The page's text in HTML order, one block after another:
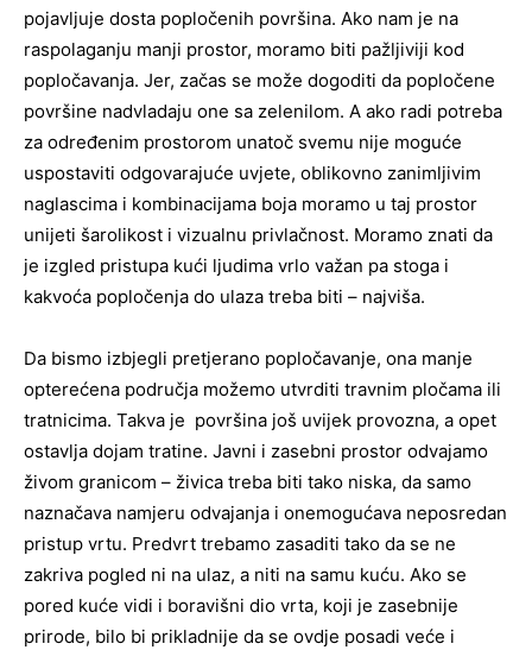
pojavljuje dosta popločenih površina. Ako nam je na
raspolaganju manji prostor, moramo biti pažljiviji kod
popločavanja. Jer, začas se može dogoditi da popločene
površine nadvladaju one sa zelenilom. A ako radi potreba
za određenim prostorom unatoč svemu nije moguće
uspostaviti odgovarajuće uvjete, oblikovno zanimljivim
naglascima i kombinacijama boja moramo u taj prostor
unijeti šarolikost i vizualnu privlačnost. Moramo znati da
je izgled pristupa kući ljudima vrlo važan pa stoga i
kakvoća popločenja do ulaza treba biti – najviša.
Da bismo izbjegli pretjerano popločavanje, ona manje
opterećena područja možemo utvrditi travnim pločama ili
tratnicima. Takva je površina još uvijek provozna, a opet
ostavlja dojam tratine. Javni i zasebni prostor odvajamo
živom granicom – živica treba biti tako niska, da samo
naznačava namjeru odvajanja i onemogućava neposredan
pristup vrtu. Predvrt trebamo zasaditi tako da se ne
zakriva pogled ni na ulaz, a niti na samu kuću. Ako se
pored kuće vidi i boravišni dio vrta, koji je zasebnije
prirode, bilo bi prikladnije da se ovdje posadi veće i